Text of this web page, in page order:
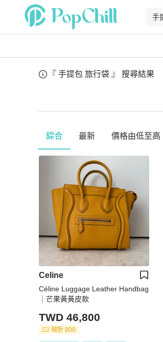
『 手提包 旅行袋 』 搜尋結果
綜合 最新 價格由低至高
Celine
Céline Luggage Leather Handbag
｜芒果黃黃皮款
TWD 46,800
現折 800